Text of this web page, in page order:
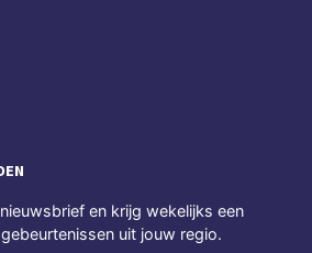
en krijg wekelijks een
uit jouw regio.